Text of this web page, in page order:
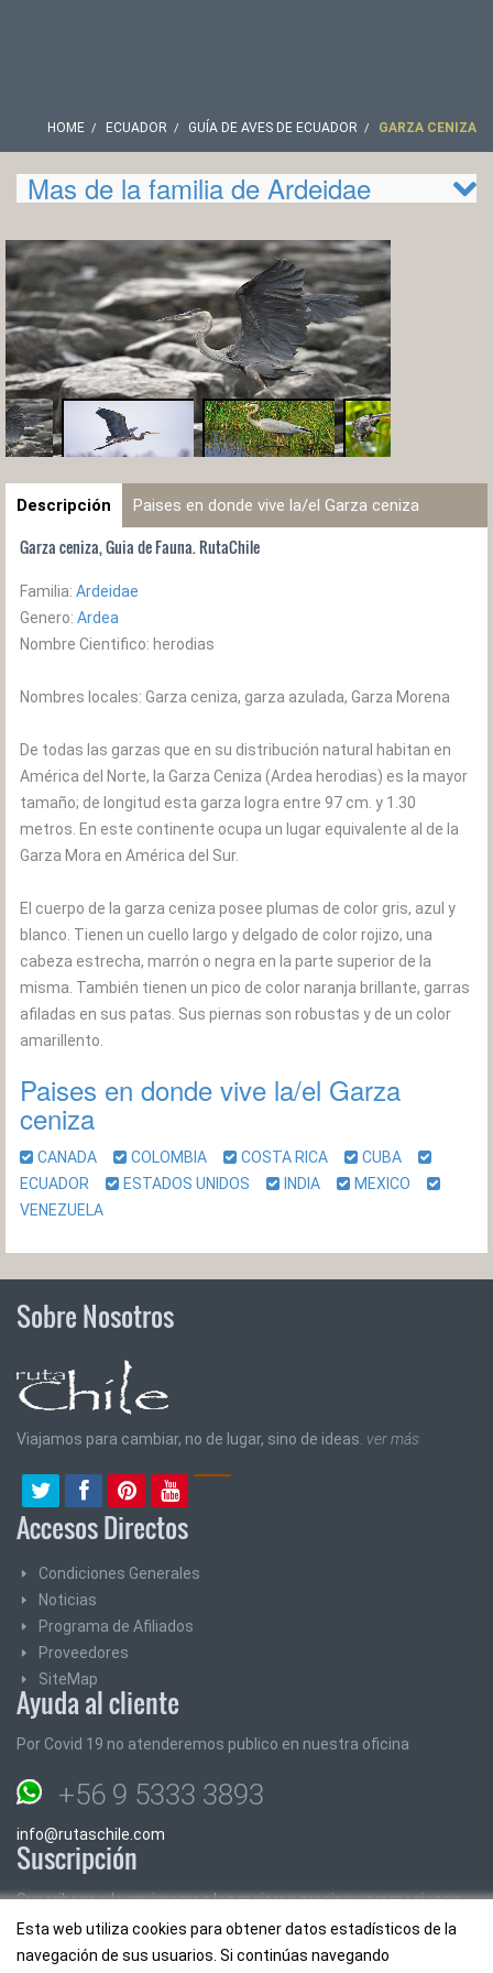
HOME ECUADOR GUÍA DE AVES DE ECUADOR GARZA CENIZA
Mas de la familia de Ardeidae
Descripción Paises en donde vive la/el Garza ceniza
Garza ceniza, Guia de Fauna. RutaChile
Familia: Ardeidae
Genero: Ardea
Nombre Cientifico: herodias
Nombres locales: Garza ceniza, garza azulada, Garza Morena
De todas las garzas que en su distribución natural habitan en
América del Norte, la Garza Ceniza (Ardea herodias) es la mayor
tamaño; de longitud esta garza logra entre 97 cm. y 1.30
metros. En este continente ocupa un lugar equivalente al de la
Garza Mora en América del Sur.
El cuerpo de la garza ceniza posee plumas de color gris, azul y
blanco. Tienen un cuello largo y delgado de color rojizo, una
cabeza estrecha, marrón o negra en la parte superior de la
misma. También tienen un pico de color naranja brillante, garras
afiladas en sus patas. Sus piernas son robustas y de un color
amarillento.
Paises en donde vive la/el Garza
ceniza
CANADA COLOMBIA COSTA RICA
CUBA
ECUADOR
ESTADOS UNIDOS INDIA
MEXICO
VENEZUELA
Esta web utiliza cookies para obtener datos estadísticos de la
navegación de sus usuarios. Si continúas navegando
Sobre Nosotros
Viajamos para cambiar, no de lugar, sino de ideas. ver más
Accesos Directos
Condiciones Generales
Noticias
Programa de Afiliados
Proveedores
SiteMap
Ayuda al cliente
Por Covid 19 no atenderemos publico en nuestra oficina
+56 9 5333 3893
info@rutaschile.com
Suscripción
Suscribase y le enviaremos los mejores precios y promociones
Email: